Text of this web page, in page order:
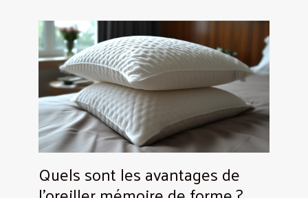
Quels sont les avantages de